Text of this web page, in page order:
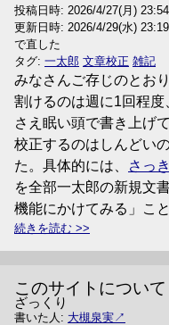
投稿日時: 2026/4/27(月)
更新日時: 2026/4/29(水)
で直した
タグ: 一太郎 文章校正 雑記
みなさんご存じのとお
割けるのは週に1回程
さえ眠い頭で書き上げ
校正するのはしんどい
た。具体的には、
さっ
を全部一太郎の新規文
機能にかけてみる」こと
続きを読む
このサイトについて
ざっくり
書いた人: 大槻泉実